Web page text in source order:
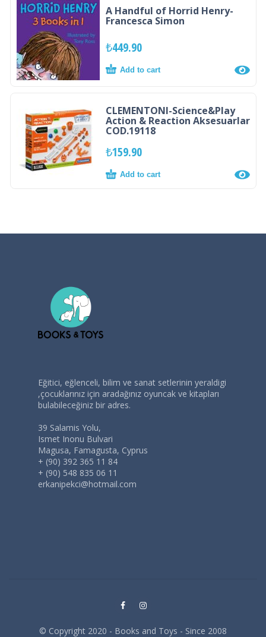
A Handful of Horrid Henry-
Francesca Simon
₺449.90
Add to cart
CLEMENTONI-Science&Play
Action & Reaction Aksesuarlar
COD.19118
₺159.90
Add to cart
Eğitici, eğlenceli, bilim ve sanat setlerinin yeraldigi
,çocuklarınız için aradağınız oyuncak ve kitapları
bulabileceğiniz bir adres.
39 Salamis Yolu,
Ismet Inonu Bulvari
Magusa, Famagusta, Cyprus
+ (90) 392 365 11 84
+ (90) 548 835 06 11
erkanipekci@hotmail.com
© Copyright 2020 - Books and Toys - Since 2008